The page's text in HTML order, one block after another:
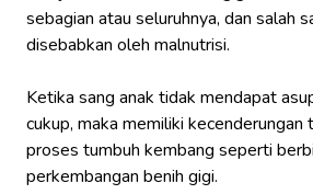
sebagian atau seluruhnya, dan salah
disebabkan oleh malnutrisi.
Ketika sang anak tidak mendapat
cukup, maka memiliki
proses tumbuh kembang seperti
perkembangan benih gigi.